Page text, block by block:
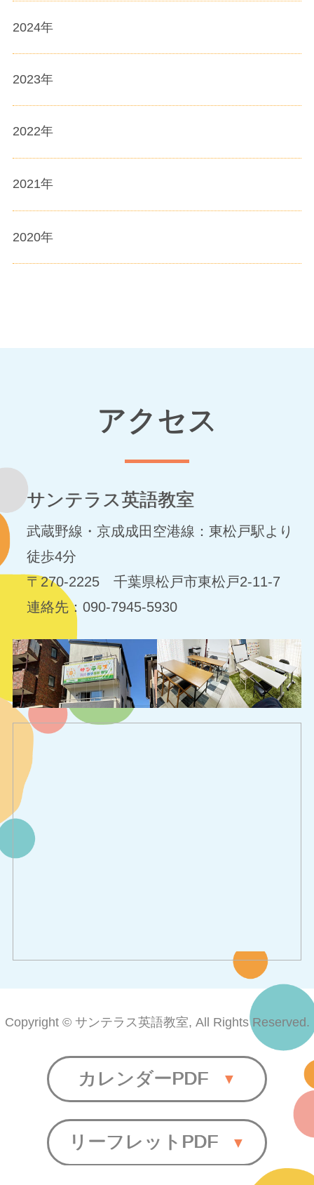
2024年
2023年
2022年
2021年
2020年
アクセス
サンテラス英語教室
武蔵野線・京成成田空港線：東松戸駅より
徒歩4分
〒270-2225 千葉県松戸市東松戸2-11-7
連絡先：090-7945-5930
Copyright © サンテラス英語教室, All Rights Reserved.
カレンダーPDF
リーフレットPDF